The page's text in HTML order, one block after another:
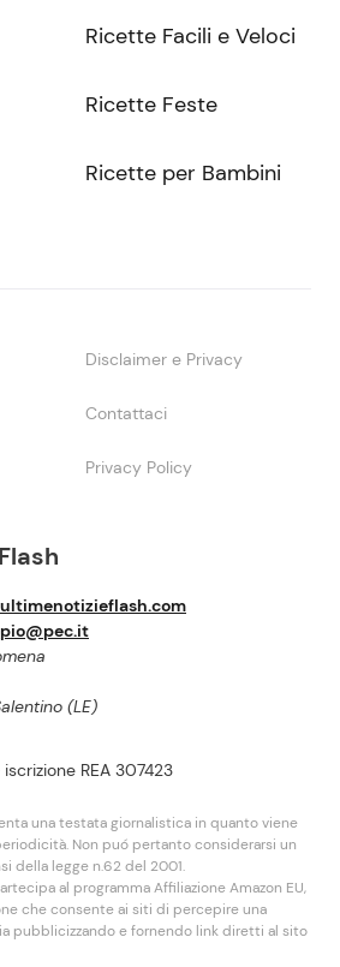
(LE)
REA 307423
una testata giornalistica in quanto viene
Non puó pertanto considerarsi un
della legge n.62 del 2001.
al programma Affiliazione Amazon EU,
che consente ai siti di percepire una
pubblicizzando e fornendo link diretti al sito
Ricette Facili e Veloci
Ricette Feste
Ricette per Bambini
Disclaimer e Privacy
Contattaci
Privacy Policy